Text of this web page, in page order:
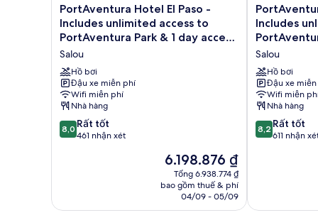
PortAventura
Hotel
El
Paso
-
Includes
unlimited
access
to
PortAventura
Park
Ferrari
PortAventura Hotel El Paso -
Includes unlimited access to
PortAventura Park & 1 day access
to Ferrari Land
Salou
Hồ bơi
Đậu xe miễn phí
Wifi miễn phí
Nhà hàng
8.0
trên
xét
8,0 Rất tốt
461 nhận xét
Giá
hiện
tại
6.198.876 ₫
6.198.876 ₫
Tổng 6.938.774 ₫
bao gồm thuế & phí
04/09 - 05/09
PortAventura
Hotel
Caribe
-
Includes
unlimited
access
to
PortAventura
Park
&
Land
Includes
to Ferrari
Salou
Hồ bơi
Đậu xe
Wifi miễn
Nhà hàng
8.2
trên
xét
8,2 Rất tốt
611 nhận